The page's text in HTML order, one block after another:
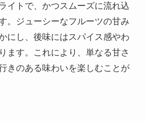
イトで、かつスムーズに流れ込
。ジューシーなフルーツの甘み
にし、後味にはスパイス感やわ
ます。これにより、単なる甘さ
きのある味わいを楽しむことが